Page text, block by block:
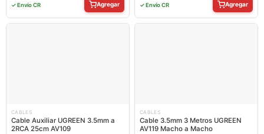
✓ Envío CR Agregar ✓ Envío CR Agregar
CABLES
Cable Auxiliar UGREEN 3.5mm a
2RCA 25cm AV109
CABLES
Cable 3.5mm 3 Metros UGREEN
AV119 Macho a Macho